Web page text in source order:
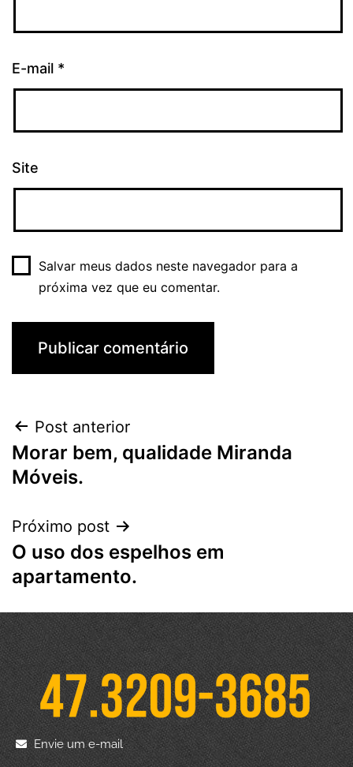
E-mail *
Site
Salvar meus dados neste navegador para a
próxima vez que eu comentar.
Post anterior
Morar bem, qualidade Miranda
Móveis.
Próximo post
O uso dos espelhos em
apartamento.
Envie um e-mail